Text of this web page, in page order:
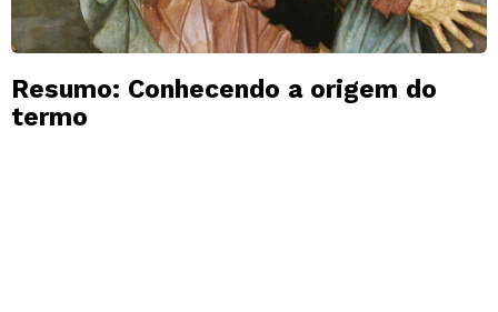
Resumo: Conhecendo a origem do
termo